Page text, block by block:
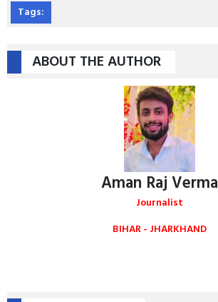
Tags:
ABOUT THE AUTHOR
Aman Raj Verma
Journalist
BIHAR - JHARKHAND